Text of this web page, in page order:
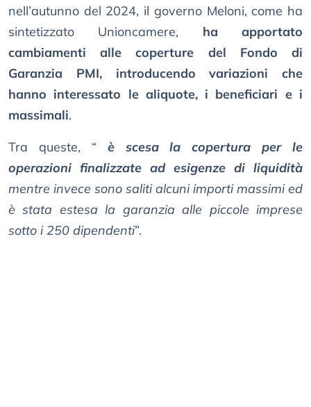
nell’autunno del 2024, il governo Meloni, come ha
sintetizzato Unioncamere, ha apportato
cambiamenti alle coperture del Fondo di
Garanzia PMI, introducendo variazioni che
hanno interessato le aliquote, i beneficiari e i
massimali.
Tra queste, “
è scesa la copertura per le
operazioni finalizzate ad esigenze di liquidità
mentre invece sono saliti alcuni importi massimi ed
è stata estesa la garanzia alle piccole imprese
sotto i 250 dipendenti”.